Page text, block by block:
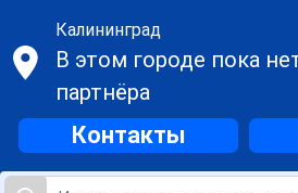
Калининград
В этом городе пока
партнёра
Контакты